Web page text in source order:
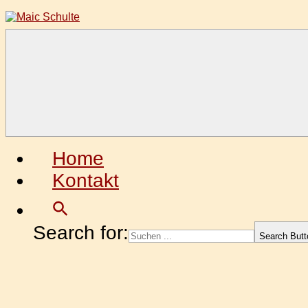
Zum
Inhalt
Home
Kontakt
Search for: Search